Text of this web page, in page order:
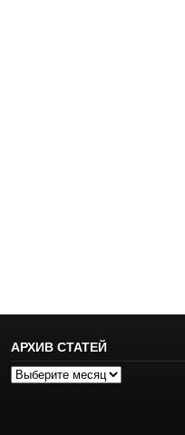
АРХИВ СТАТЕЙ
Архив